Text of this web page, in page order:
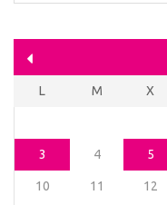
L M X
3 4 5
10 11 12